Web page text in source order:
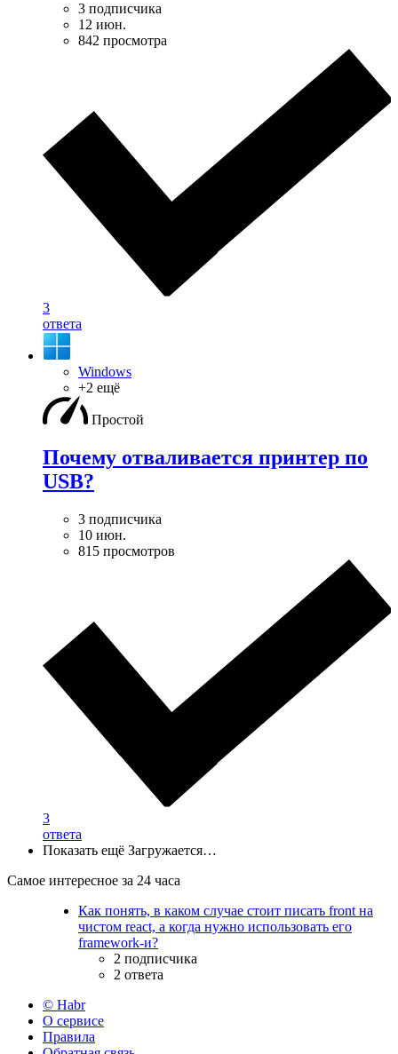
3 подписчика
12 июн.
842 просмотра
3
ответа
Windows
+2 ещё
Простой
Почему отваливается принтер по
USB?
3 подписчика
10 июн.
815 просмотров
3
ответа
Показать ещё Загружается…
Самое интересное за 24 часа
Как понять, в каком случае стоит писать front на
чистом react, а когда нужно использовать его
framework-и?
2 подписчика
2 ответа
© Habr
О сервисе
Правила